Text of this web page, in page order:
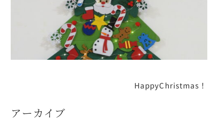
HappyChristmas！
アーカイブ